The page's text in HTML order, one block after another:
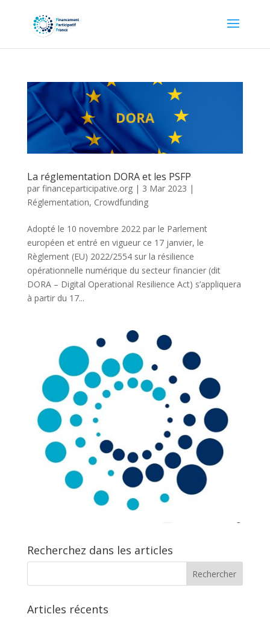
La réglementation DORA et les PSFP
par financeparticipative.org| 3 Mar 2023 |
Réglementation, Crowdfunding
Adopté le 10 novembre 2022 par le Parlement
européen et entré en vigueur ce 17 janvier, le
Règlement (EU) 2022/2554 sur la résilience
opérationnelle numérique du secteur financier (dit
DORA – Digital Operational Resilience Act) s’appliquera
à partir du 17...
Recherchez dans les articles
Articles récents